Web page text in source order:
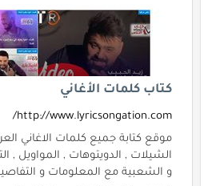
كتاب كلمات الأغاني
http://www.lyricsongation.com/
موقع كتابة جميع كلمات الاغاني
الشيلات , الدويتوهات , المواويل ,
و الشعبية مع المعلومات و